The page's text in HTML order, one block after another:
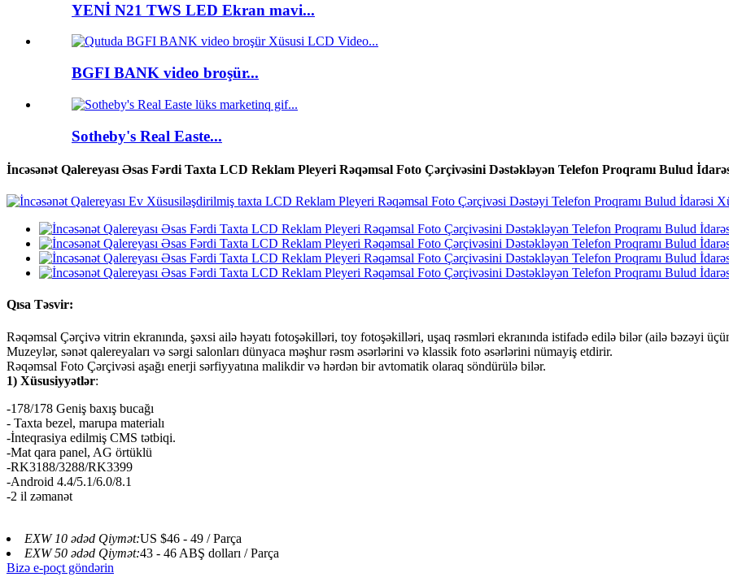
YENİ N21 TWS LED Ekran mavi...
BGFI BANK video broşür...
Sotheby's Real Easte...
İncəsənət Qalereyası Əsas Fərdi Taxta LCD Reklam Pleyeri Rəqəmsal Foto Çərçivəsini Dəstəkləyən Telefon Proqramı Bulud
Qısa Təsvir:
Rəqəmsal Çərçivə vitrin ekranında, şəxsi ailə həyatı fotoşəkilləri, toy fotoşəkilləri, uşaq rəsmləri ekranında istifadə edilə bilər (ailə bəzəyi
Muzeylər, sənət qalereyaları və sərgi salonları dünyaca məşhur rəsm əsərlərini və klassik foto əsərlərini nümayiş etdirir.
Rəqəmsal Foto Çərçivəsi aşağı enerji sərfiyyatına malikdir və hərdən bir avtomatik olaraq söndürülə bilər.
1) Xüsusiyyətlər:
-178/178 Geniş baxış bucağı
- Taxta bezel, marupa materialı
-İnteqrasiya edilmiş CMS tətbiqi.
-Mat qara panel, AG örtüklü
-RK3188/3288/RK3399
-Android 4.4/5.1/6.0/8.1
-2 il zəmanət
EXW 10 ədəd Qiymət:US $46 - 49 / Parça
EXW 50 ədəd Qiymət:43 - 46 ABŞ dolları / Parça
Bizə e-poçt göndərin